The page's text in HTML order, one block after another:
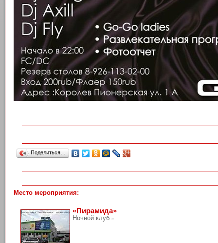
Поделиться…
Место мероприятия:
«Пирамида»
Ночной клуб »